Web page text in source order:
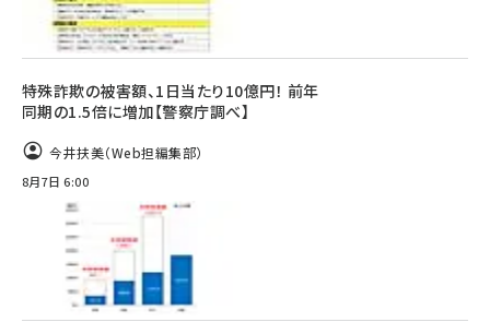
特殊詐欺の被害額、1日当たり10億円！ 前年
同期の1.5倍に増加【警察庁調べ】
今井扶美（Web担編集部）
8月7日 6:00